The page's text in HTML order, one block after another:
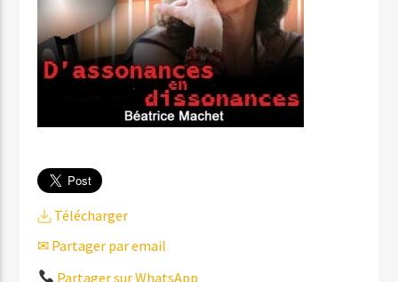
Télécharger
✉ Partager par email
Partager sur WhatsApp